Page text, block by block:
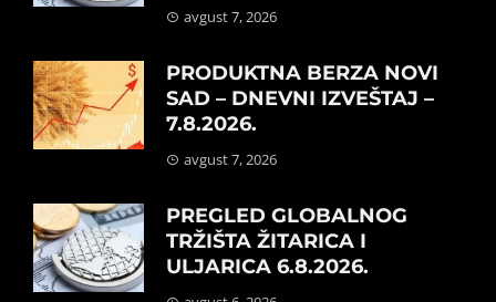
avgust 7, 2026
PRODUKTNA BERZA NOVI
SAD – DNEVNI IZVEŠTAJ –
7.8.2026.
avgust 7, 2026
PREGLED GLOBALNOG
TRŽIŠTA ŽITARICA I
ULJARICA 6.8.2026.